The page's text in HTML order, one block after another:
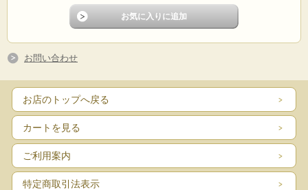
お問い合わせ
お店のトップへ戻る
カートを見る
ご利用案内
特定商取引法表示